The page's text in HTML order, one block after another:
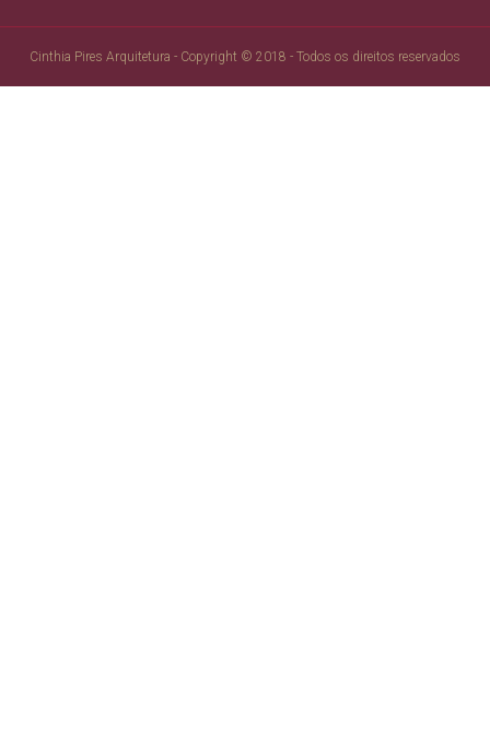
Cinthia Pires Arquitetura - Copyright © 2018 - Todos os direitos reservados